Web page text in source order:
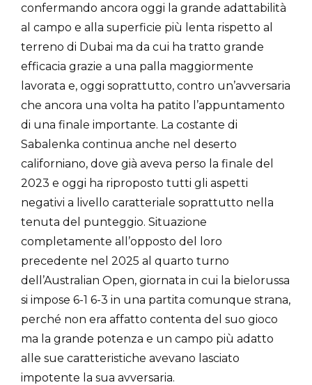
confermando ancora oggi la grande adattabilità
al campo e alla superficie più lenta rispetto al
terreno di Dubai ma da cui ha tratto grande
efficacia grazie a una palla maggiormente
lavorata e, oggi soprattutto, contro un’avversaria
che ancora una volta ha patito l’appuntamento
di una finale importante. La costante di
Sabalenka continua anche nel deserto
californiano, dove già aveva perso la finale del
2023 e oggi ha riproposto tutti gli aspetti
negativi a livello caratteriale soprattutto nella
tenuta del punteggio. Situazione
completamente all’opposto del loro
precedente nel 2025 al quarto turno
dell’Australian Open, giornata in cui la bielorussa
si impose 6-1 6-3 in una partita comunque strana,
perché non era affatto contenta del suo gioco
ma la grande potenza e un campo più adatto
alle sue caratteristiche avevano lasciato
impotente la sua avversaria.